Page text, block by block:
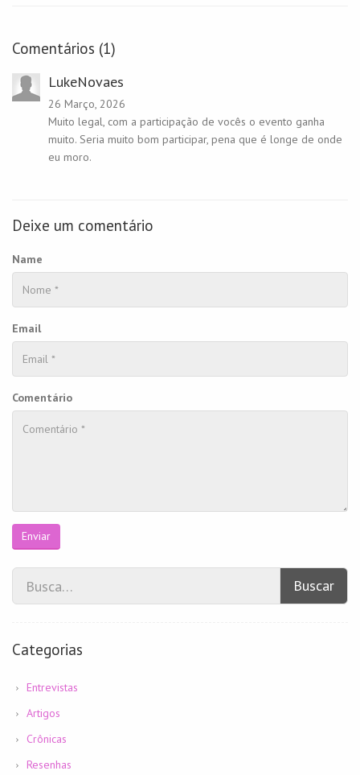
Comentários (1)
LukeNovaes
26 Março, 2026
Muito legal, com a participação de vocês o evento ganha
muito. Seria muito bom participar, pena que é longe de onde
eu moro.
Deixe um comentário
Name
Email
Comentário
Enviar
Buscar
Categorias
Entrevistas
Artigos
Crônicas
Resenhas